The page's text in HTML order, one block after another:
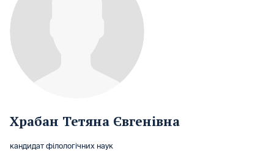
Храбан Тетяна Євгенівна
кандидат філологічних наук